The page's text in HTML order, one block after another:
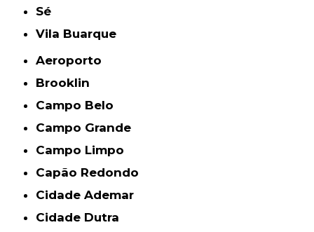
Sé
Vila Buarque
Aeroporto
Brooklin
Campo Belo
Campo Grande
Campo Limpo
Capão Redondo
Cidade Ademar
Cidade Dutra